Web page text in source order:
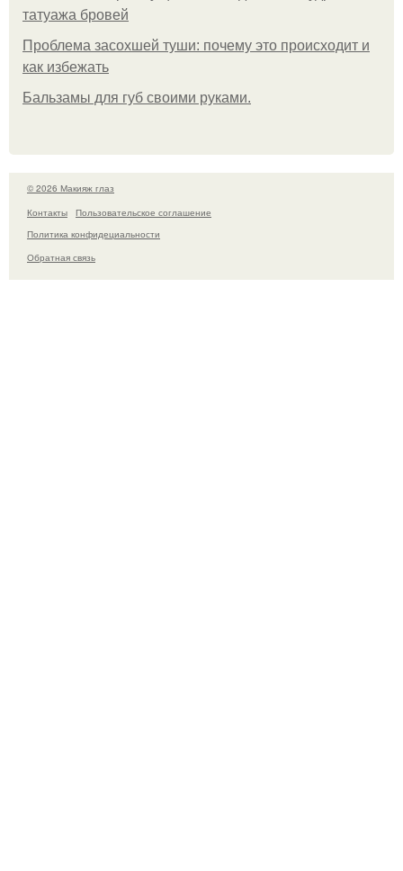
татуажа бровей
Проблема засохшей туши: почему это происходит и
как избежать
Бальзамы для губ своими руками.
© 2026 Макияж глаз
Контакты
Пользовательское соглашение
Политика конфидециальности
Обратная связь